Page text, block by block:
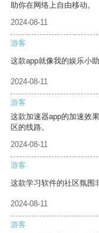
助你在网络上自由移动。
2024-08-11
游客
这款app就像我的娱乐小
2024-08-11
游客
这款加速器app的加速效
区的线路。
2024-08-11
游客
这款学习软件的社区氛围
2024-08-11
游客